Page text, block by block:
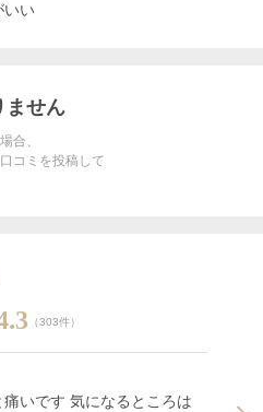
いい
ません
合、
コミを投稿して
（303件）
いです 気になるところは